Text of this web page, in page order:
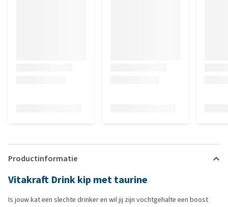
Productinformatie
Vitakraft Drink kip met taurine
Is jouw kat een slechte drinker en wil jij zijn vochtgehalte een boost